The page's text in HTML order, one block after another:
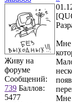
Живу на
форуме
Сообщений:
739 Баллов:
5477
Мне
Мне